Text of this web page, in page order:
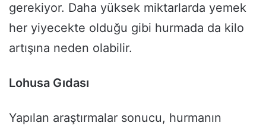
gerekiyor. Daha yüksek miktarlarda yemek
her yiyecekte olduğu gibi hurmada da kilo
artışına neden olabilir.
Lohusa Gıdası
Yapılan araştırmalar sonucu, hurmanın